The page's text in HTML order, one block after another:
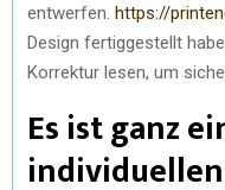
entwerfen. https://
Design fertiggestellt
Korrektur lesen, um
Es ist ganz